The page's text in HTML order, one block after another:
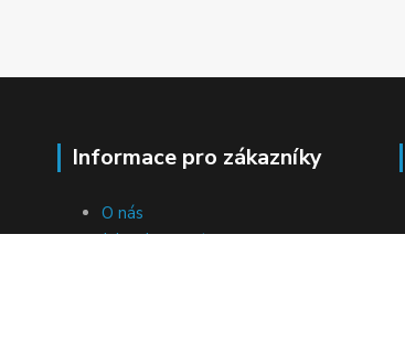
Informace pro zákazníky
O nás
Jak nakupovat